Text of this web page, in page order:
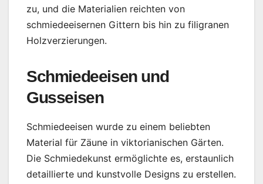
zu, und die Materialien reichten von
schmiedeeisernen Gittern bis hin zu filigranen
Holzverzierungen.
Schmiedeeisen und
Gusseisen
Schmiedeeisen wurde zu einem beliebten
Material für Zäune in viktorianischen Gärten.
Die Schmiedekunst ermöglichte es, erstaunlich
detaillierte und kunstvolle Designs zu erstellen.